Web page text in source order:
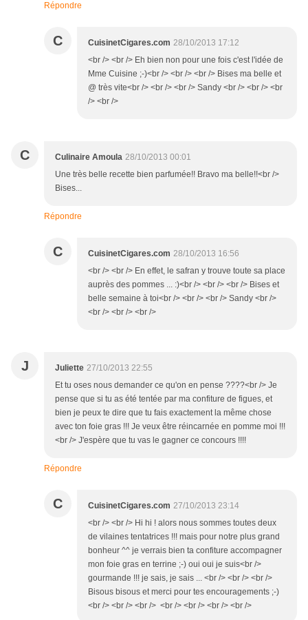
Répondre
C CuisinetCigares.com 28/10/2013 17:12
<br /> <br /> Eh bien non pour une fois c'est l'idée de
Mme Cuisine ;-)<br /> <br /> <br /> Bises ma belle et
@ très vite<br /> <br /> <br /> Sandy <br /> <br /> <br
/> <br />
C Culinaire Amoula 28/10/2013 00:01
Une très belle recette bien parfumée!! Bravo ma belle!!<br />
Bises...
Répondre
C CuisinetCigares.com 28/10/2013 16:56
<br /> <br /> En effet, le safran y trouve toute sa place
auprès des pommes ... :)<br /> <br /> <br /> Bises et
belle semaine à toi<br /> <br /> <br /> Sandy <br />
<br /> <br /> <br />
J Juliette 27/10/2013 22:55
Et tu oses nous demander ce qu'on en pense ????<br /> Je
pense que si tu as été tentée par ma confiture de figues, et
bien je peux te dire que tu fais exactement la même chose
avec ton foie gras !!! Je veux être réincarnée en pomme moi !!!
<br /> J'espère que tu vas le gagner ce concours !!!!
Répondre
C CuisinetCigares.com 27/10/2013 23:14
<br /> <br /> Hi hi ! alors nous sommes toutes deux
de vilaines tentatrices !!! mais pour notre plus grand
bonheur ^^ je verrais bien ta confiture accompagner
mon foie gras en terrine ;-) oui oui je suis<br />
gourmande !!! je sais, je sais ... <br /> <br /> <br />
Bisous bisous et merci pour tes encouragements ;-)
<br /> <br /> <br /> <br /> <br /> <br /> <br />